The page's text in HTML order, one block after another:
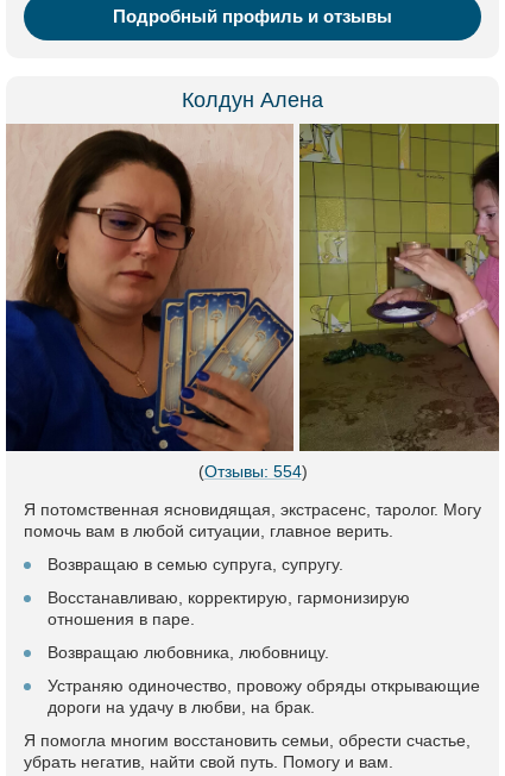
Подробный профиль и отзывы
Колдун Алена
(Отзывы: 554)
Я потомственная ясновидящая, экстрасенс, таролог. Могу
помочь вам в любой ситуации, главное верить.
Возвращаю в семью супруга, супругу.
Восстанавливаю, корректирую, гармонизирую
отношения в паре.
Возвращаю любовника, любовницу.
Устраняю одиночество, провожу обряды открывающие
дороги на удачу в любви, на брак.
Я помогла многим восстановить семьи, обрести счастье,
убрать негатив, найти свой путь. Помогу и вам.